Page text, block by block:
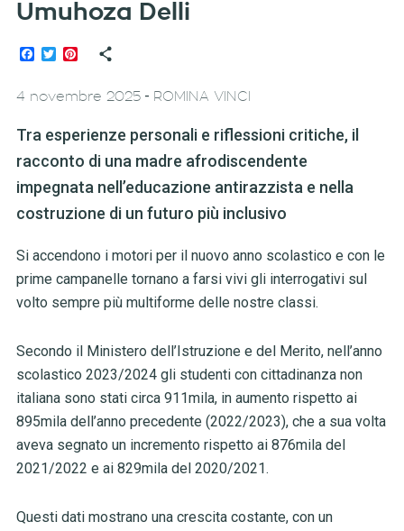
Umuhoza Delli
Facebook
TwitterPinterest
4 novembre 2025- ROMINA VINCI
Tra esperienze personali e riflessioni critiche, il
racconto di una madre afrodiscendente
impegnata nell’educazione antirazzista e nella
costruzione di un futuro più inclusivo
Si accendono i motori per il nuovo anno scolastico e con le
prime campanelle tornano a farsi vivi gli interrogativi sul
volto sempre più multiforme delle nostre classi.
Secondo il Ministero dell’Istruzione e del Merito, nell’anno
scolastico 2023/2024 gli studenti con cittadinanza non
italiana sono stati circa 911mila, in aumento rispetto ai
895mila dell’anno precedente (2022/2023), che a sua volta
aveva segnato un incremento rispetto ai 876mila del
2021/2022 e ai 829mila del 2020/2021.
Questi dati mostrano una crescita costante, con un